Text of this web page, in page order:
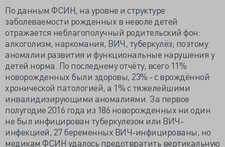
По данным ФСИН, на уровне и структуре
заболеваемости рожденных в неволе детей
отражается неблагополучный родительский фон:
алкоголизм, наркомания, ВИЧ, туберкулёз; поэтому
аномалии развития и функциональные нарушения у
детей норма. По последнему отчёту, всего 11%
новорожденных были здоровы, 23% - с врождённой
хронической патологией, а 1% с тяжелейшими
инвалидизирующими аномалиями. За первое
полугодие 2016 года из 186 новорожденных ни один
не был инфицирован туберкулезом или ВИЧ-
инфекцией, 27 беременных ВИЧ-инфицированы, но
медикам ФСИН удалось предотвратить вертикальную